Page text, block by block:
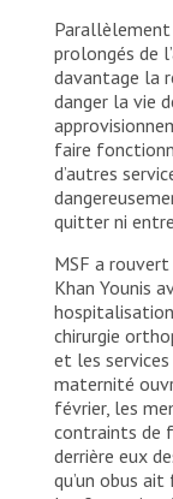
prolongés de
davantage la
danger la vie
faire
d’autres
quitter ni
MSF a
Khan Younis
chirurgie
et les services
maternité
février, les
contraints de
derrière eux
qu’un obus